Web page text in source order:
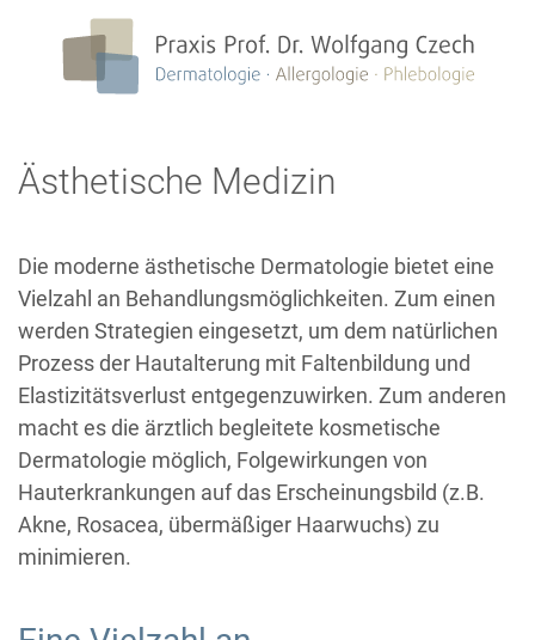
Ästhetische Medizin
Die moderne ästhetische Dermatologie bietet eine
Vielzahl an Behandlungsmöglichkeiten. Zum einen
werden Strategien eingesetzt, um dem natürlichen
Prozess der Hautalterung mit Faltenbildung und
Elastizitätsverlust entgegenzuwirken. Zum anderen
macht es die ärztlich begleitete kosmetische
Dermatologie möglich, Folgewirkungen von
Hauterkrankungen auf das Erscheinungsbild (z.B.
Akne, Rosacea, übermäßiger Haarwuchs) zu
minimieren.